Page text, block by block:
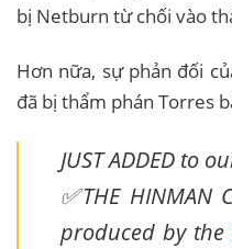
bị Netburn từ chối vào
Hơn nữa, sự phản đối
đã bị thẩm phán Torres
JUST ADDED to
✅THE HINMAN
produced by the